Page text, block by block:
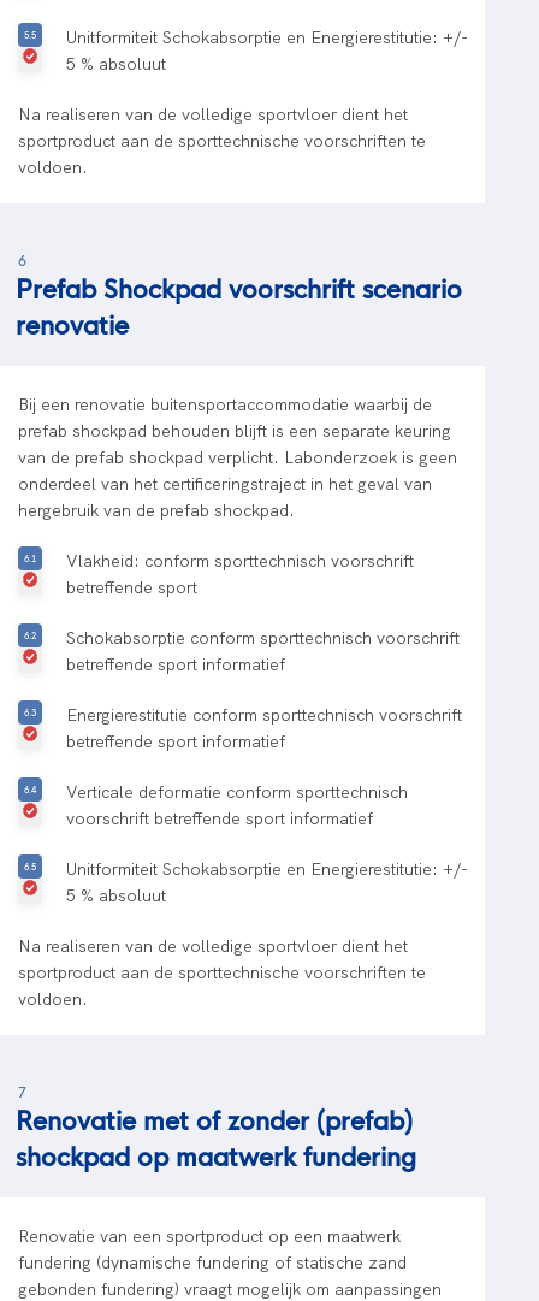
Unitformiteit Schokabsorptie en Energierestitutie: +/-
5 % absoluut
Na realiseren van de volledige sportvloer dient het
sportproduct aan de sporttechnische voorschriften te
voldoen.
6
Prefab Shockpad voorschrift scenario
renovatie
Bij een renovatie buitensportaccommodatie waarbij de
prefab shockpad behouden blijft is een separate keuring
van de prefab shockpad verplicht. Labonderzoek is geen
onderdeel van het certificeringstraject in het geval van
hergebruik van de prefab shockpad.
Vlakheid: conform sporttechnisch voorschrift
betreffende sport
Schokabsorptie conform sporttechnisch voorschrift
betreffende sport informatief
Energierestitutie conform sporttechnisch voorschrift
betreffende sport informatief
Verticale deformatie conform sporttechnisch
voorschrift betreffende sport informatief
Unitformiteit Schokabsorptie en Energierestitutie: +/-
5 % absoluut
Na realiseren van de volledige sportvloer dient het
sportproduct aan de sporttechnische voorschriften te
voldoen.
7
Renovatie met of zonder (prefab)
shockpad op maatwerk fundering
Renovatie van een sportproduct op een maatwerk
fundering (dynamische fundering of statische zand
gebonden fundering) vraagt mogelijk om aanpassingen